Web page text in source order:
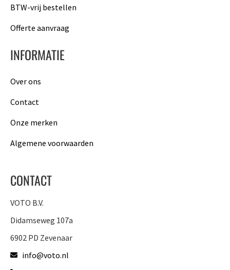
BTW-vrij bestellen
Offerte aanvraag
INFORMATIE
Over ons
Contact
Onze merken
Algemene voorwaarden
CONTACT
VOTO B.V.
Didamseweg 107a
6902 PD Zevenaar
info@voto.nl